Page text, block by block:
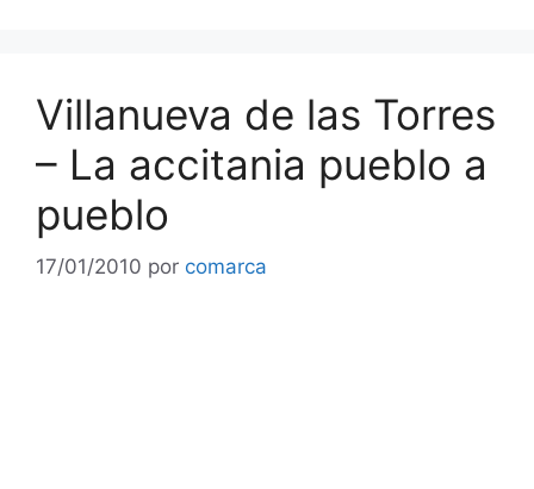
Villanueva de las Torres
– La accitania pueblo a
pueblo
17/01/2010 por comarca